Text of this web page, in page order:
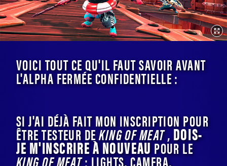
VOICI TOUT CE QU'IL FAUT SAVOIR AVANT
L'ALPHA FERMÉE CONFIDENTIELLE :
SI J'AI DÉJÀ FAIT MON INSCRIPTION POUR
ÊTRE TESTEUR DEKING OF MEAT,DOIS-
JE M'INSCRIRE À NOUVEAUPOUR LE
KING OF MEAT: LIGHTS, CAMERA,